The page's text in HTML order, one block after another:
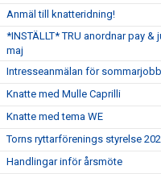
Anmäl till knatteridning!
*INSTÄLLT* TRU anordnar pay
maj
Intresseanmälan för
Knatte med Mulle Caprilli
Knatte med tema WE
Torns ryttarförenings styrelse
Handlingar inför årsmöte